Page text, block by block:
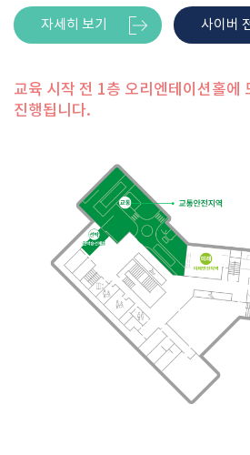
자세히 보기 사이버
교육 시작 전 1층 오리엔테이션홀에
진행됩니다.